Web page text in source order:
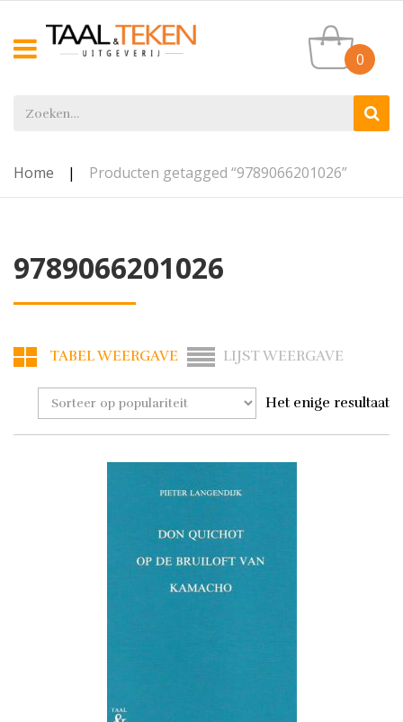
0
Home | Producten getagged “9789066201026”
9789066201026
TABEL WEERGAVE LIJST WEERGAVE
Het enige resultaat